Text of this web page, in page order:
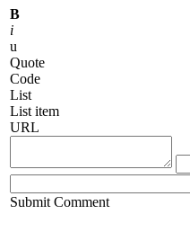
B
i
u
Quote
Code
List
List item
URL
Submit Comment